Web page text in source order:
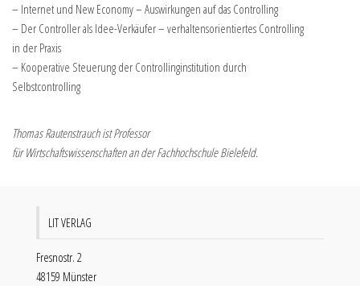
– Internet und New Economy – Auswirkungen auf das Controlling
– Der Controller als Idee-Verkäufer – verhaltensorientiertes Controlling
in der Praxis
– Kooperative Steuerung der Controllinginstitution durch
Selbstcontrolling
Thomas Rautenstrauch ist Professor
für Wirtschaftswissenschaften an der Fachhochschule Bielefeld.
LIT VERLAG
Fresnostr. 2
48159 Münster